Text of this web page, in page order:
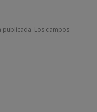
publicada. Los campos